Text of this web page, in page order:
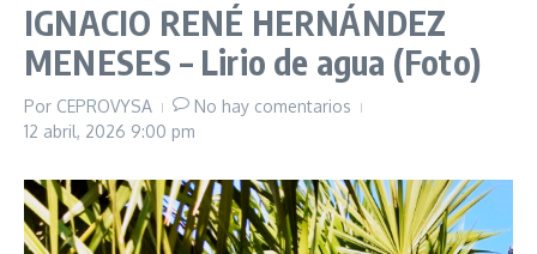
IGNACIO RENÉ HERNÁNDEZ
MENESES – Lirio de agua (Foto)
Por CEPROVYSA
No hay comentarios
12 abril, 2026 9:00 pm